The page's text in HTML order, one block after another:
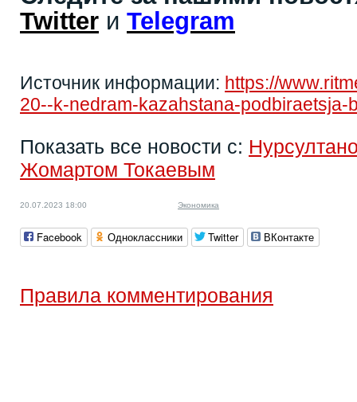
Twitter и Telegram
Источник информации: https://
20--k-nedram-kazahstana-podbiraetsja-
Показать все новости с:
Жомартом Токаевым
20.07.2023 18:00 Экономика
Facebook Одноклассники Twitter ВКонтакте
Правила комментирования